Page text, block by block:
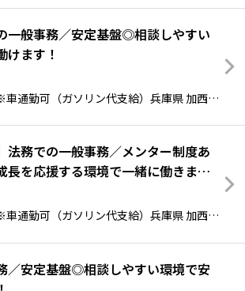
一般事務／安定基盤◎相談しやすい
けます！
勤可（ガソリン代支給）兵庫県 加西市 鎮岩町194番地4
法務での一般事務／メンター制度あ
を応援する環境で一緒に働きませ
勤可（ガソリン代支給）兵庫県 加西市 鎮岩町194番地4
／安定基盤◎相談しやすい環境で安